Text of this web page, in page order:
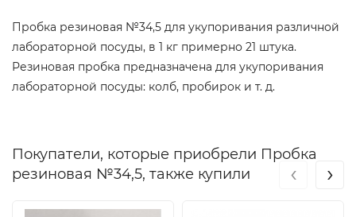
Пробка резиновая №34,5 для укупоривания различной
лабораторной посуды, в 1 кг примерно 21 штука.
Резиновая пробка предназначена для укупоривания
лабораторной посуды: колб, пробирок и т. д.
Покупатели, которые приобрели Пробка
резиновая №34,5, также купили
‹ ›